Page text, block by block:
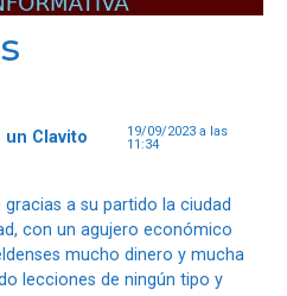
un Clavito
19/09/2023 a las
11:34
a su partido la ciudad
con un agujero económico
mucho dinero y mucha
lecciones de ningún tipo y